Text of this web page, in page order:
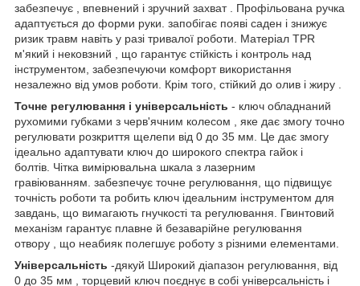
забезпечує , впевнений і зручний захват . Профільована ручка
адаптується до форми руки. запобігає появі саден і знижує
ризик травм навіть у разі тривалої роботи. Матеріал TPR
м'який і нековзний , що гарантує стійкість і контроль над
інструментом, забезпечуючи комфорт використання
незалежно від умов роботи. Крім того, стійкий до олив і жиру .
Точне регулювання і універсальність - ключ обладнаний
рухомими губками з черв'ячним колесом , яке дає змогу точно
регулювати розкриття щелепи від 0 до 35 мм. Це дає змогу
ідеально адаптувати ключ до широкого спектра гайок і
болтів. Чітка вимірювальна шкала з лазерним
гравіюванням. забезпечує точне регулювання, що підвищує
точність роботи та робить ключ ідеальним інструментом для
завдань, що вимагають гнучкості та регулювання. Гвинтовий
механізм гарантує плавне й безаварійне регулювання
отвору , що неабияк полегшує роботу з різними елементами.
Універсальність -дякуй Широкий діапазон регулювання, від
0 до 35 мм , торцевий ключ поєднує в собі універсальність і